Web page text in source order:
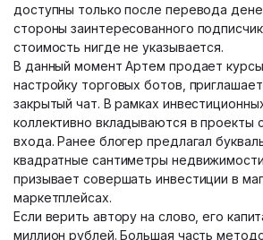
доступны только после перевода
стороны заинтересованного
стоимость нигде не указывается.
В данный момент Артем продает
настройку торговых ботов,
закрытый чат. В рамках
коллективно вкладываются в проекты
входа. Ранее блогер предлагал
квадратные сантиметры
призывает совершать инвестиции в
маркетплейсах.
Если верить автору на слово, его
миллион рублей. Большая часть